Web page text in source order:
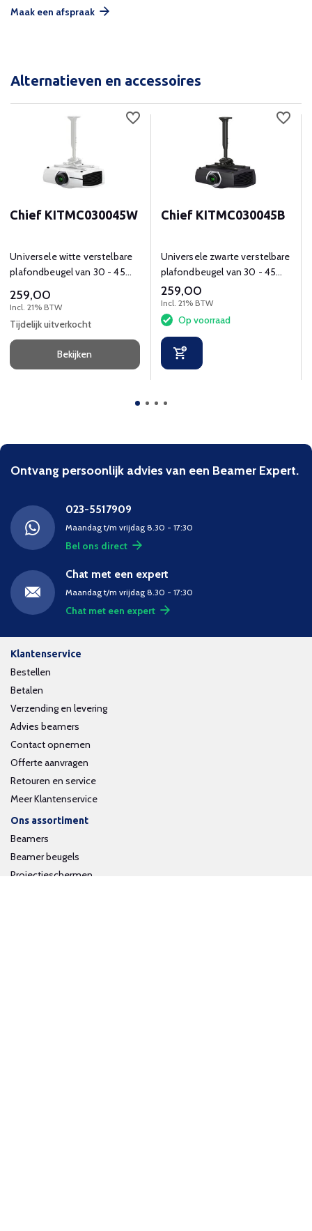
Maak een afspraak
Alternatieven en accessoires
Chief KITMC030045W
Universele witte verstelbare
plafondbeugel van 30 - 45
259,00
Incl. 21% BTW
Tijdelijk uitverkocht
Bekijken
Chief KITMC030045B
Universele zwarte verstelbare
plafondbeugel van 30 - 45
cm voor beamers tot 22 kg.
259,00
Incl. 21% BTW
Op voorraad
Ontvang persoonlijk advies van een Beamer Expert.
023-5517909
Maandag t/m vrijdag 8.30 - 17:30
Bel ons direct
Chat met een expert
Maandag t/m vrijdag 8.30 - 17:30
Chat met een expert
Klantenservice
Bestellen
Betalen
Verzending en levering
Advies beamers
Contact opnemen
Offerte aanvragen
Retouren en service
Meer Klantenservice
Ons assortiment
Beamers
Beamer beugels
Projectieschermen